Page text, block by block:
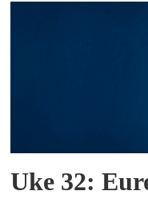
Uke 32: